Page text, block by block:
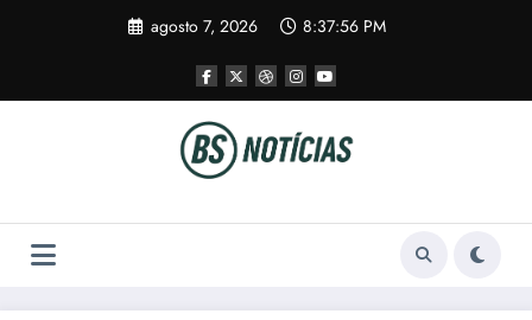
agosto 7, 2026 8:37:57 PM